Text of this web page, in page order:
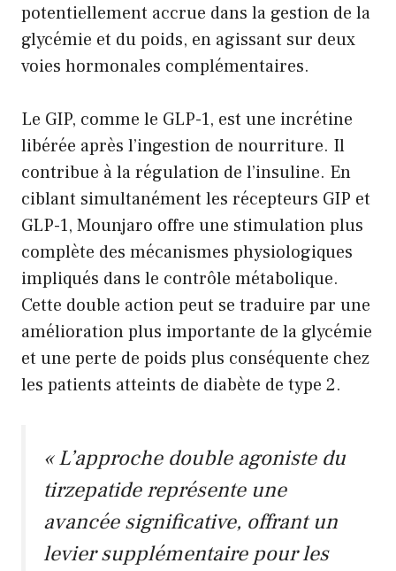
potentiellement accrue dans la gestion de la
glycémie et du poids, en agissant sur deux
voies hormonales complémentaires.
Le GIP, comme le GLP-1, est une incrétine
libérée après l’ingestion de nourriture. Il
contribue à la régulation de l’insuline. En
ciblant simultanément les récepteurs GIP et
GLP-1, Mounjaro offre une stimulation plus
complète des mécanismes physiologiques
impliqués dans le contrôle métabolique.
Cette double action peut se traduire par une
amélioration plus importante de la glycémie
et une perte de poids plus conséquente chez
les patients atteints de diabète de type 2.
« L’approche double agoniste du
tirzepatide représente une
avancée significative, offrant un
levier supplémentaire pour les